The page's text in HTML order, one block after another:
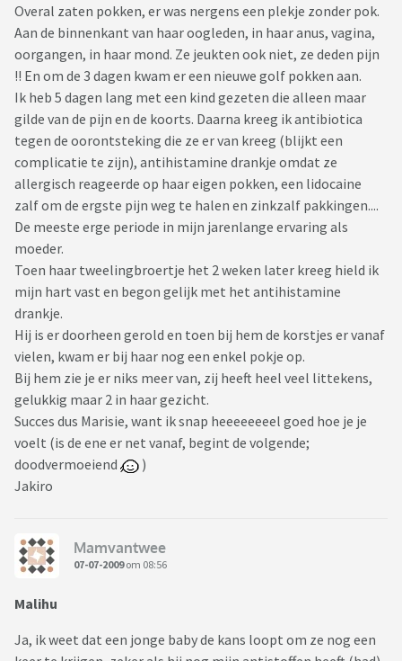
Overal zaten pokken, er was nergens een plekje zonder pok.
Aan de binnenkant van haar oogleden, in haar anus, vagina,
oorgangen, in haar mond. Ze jeukten ook niet, ze deden pijn
!! En om de 3 dagen kwam er een nieuwe golf pokken aan.
Ik heb 5 dagen lang met een kind gezeten die alleen maar
gilde van de pijn en de koorts. Daarna kreeg ik antibiotica
tegen de oorontsteking die ze er van kreeg (blijkt een
complicatie te zijn), antihistamine drankje omdat ze
allergisch reageerde op haar eigen pokken, een lidocaine
zalf om de ergste pijn weg te halen en zinkzalf pakkingen....
De meeste erge periode in mijn jarenlange ervaring als
moeder.
Toen haar tweelingbroertje het 2 weken later kreeg hield ik
mijn hart vast en begon gelijk met het antihistamine
drankje.
Hij is er doorheen gerold en toen bij hem de korstjes er vanaf
vielen, kwam er bij haar nog een enkel pokje op.
Bij hem zie je er niks meer van, zij heeft heel veel littekens,
gelukkig maar 2 in haar gezicht.
Succes dus Marisie, want ik snap heeeeeeeel goed hoe je je
voelt (is de ene er net vanaf, begint de volgende;
doodvermoeiend
)
Jakiro
Mamvantwee
07-07-2009om 08:56
Malihu
Ja, ik weet dat een jonge baby de kans loopt om ze nog een